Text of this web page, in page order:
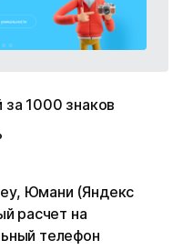
за 1000 знаков
Юмани (Яндекс
расчет на
телефон